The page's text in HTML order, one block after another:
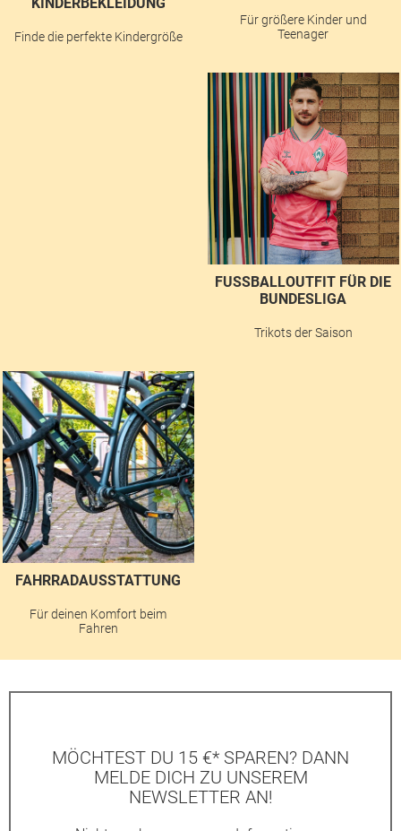
Finde die perfekte Kindergröße
Für größere Kinder und
Teenager
FUSSBALLOUTFIT FÜR DIE B
UNDESLIGA
Trikots der Saison
FAHRRADAUSSTATTUNG
Für deinen Komfort beim
Fahren
MÖCHTEST DU 15 €* SPAREN? DANN
MELDE DICH ZU UNSEREM
NEWSLETTER AN!